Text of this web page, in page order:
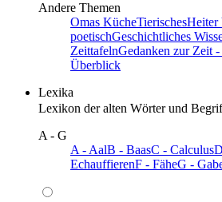
Andere Themen
Omas KücheTierischesHeiter
poetischGeschichtliches
ZeittafelnGedanken zur Zeit
Überblick
Lexika
Lexikon der alten Wörter und
A - G
A - AalB - BaasC - Calculus
EchauffierenF - FäheG -